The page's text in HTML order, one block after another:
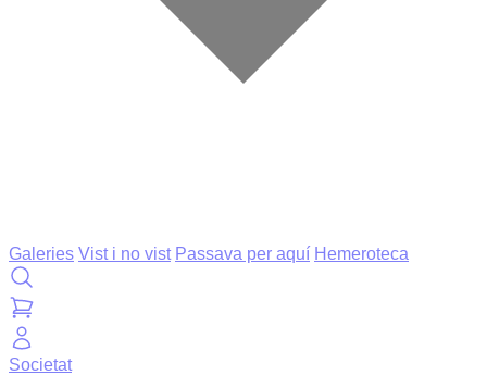
Galeries Vist i no vist Passava per aquí Hemeroteca
Societat